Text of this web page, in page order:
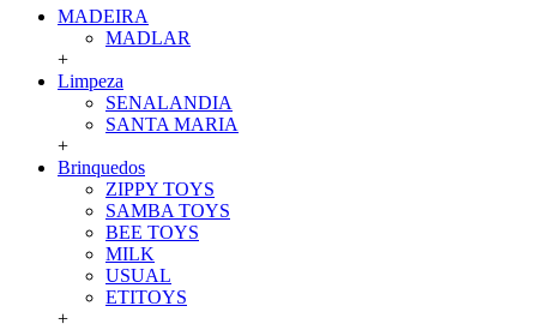
MADEIRA
MADLAR
+
Limpeza
SENALANDIA
SANTA MARIA
+
Brinquedos
ZIPPY TOYS
SAMBA TOYS
BEE TOYS
MILK
USUAL
ETITOYS
+